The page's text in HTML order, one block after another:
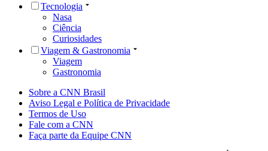
Tecnologia
Nasa
Ciência
Curiosidades
Viagem & Gastronomia
Viagem
Gastronomia
Sobre a CNN Brasil
Aviso Legal e Política de Privacidade
Termos de Uso
Fale com a CNN
Faça parte da Equipe CNN